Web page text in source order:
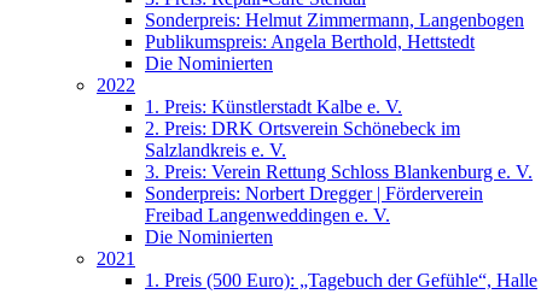
Sonderpreis: Helmut Zimmermann, Langenbogen
Publikumspreis: Angela Berthold, Hettstedt
Die Nominierten
2022
1. Preis: Künstlerstadt Kalbe e. V.
2. Preis: DRK Ortsverein Schönebeck im
Salzlandkreis e. V.
3. Preis: Verein Rettung Schloss Blankenburg e. V.
Sonderpreis: Norbert Dregger | Förderverein
Freibad Langenweddingen e. V.
Die Nominierten
2021
1. Preis (500 Euro): „Tagebuch der Gefühle“, Halle